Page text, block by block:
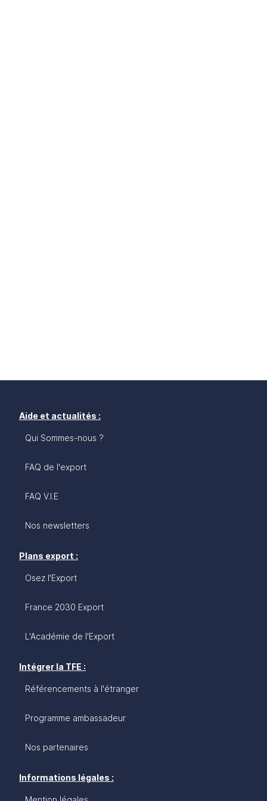
Aide et actualités :
Qui Sommes-nous ?
FAQ de l'export
FAQ V.I.E
Nos newsletters
Plans export :
Osez l'Export
France 2030 Export
L'Académie de l'Export
Intégrer la TFE :
Référencements à l'étranger
Programme ambassadeur
Nos partenaires
Informations légales :